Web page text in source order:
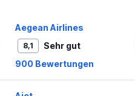
Aegean Airlines
8,1
Sehr gut
900 Bewertungen